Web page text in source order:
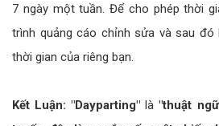
7 ngày một tuần. Để cho phép thời
trình quảng cáo chỉnh sửa và sau
thời gian của riêng bạn.
Kết Luận: "Dayparting" là "thuật